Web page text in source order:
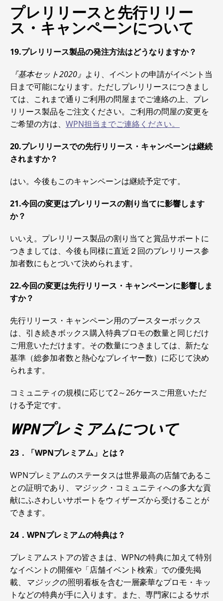
プレリリースと先行リリー
ス・キャンペーンについて
19.プレリリース製品の発注方法はどうなりますか？
『基本セット2020』 より、イベントの申請がイベント当
日まで可能になります。ただしプレリリースにつきまし
ては、これまで通りご利用の問屋までご連絡の上、プレ
リリース製品をご注文ください。ご利用の問屋の変更を
ご希望の方は、 WPN担当までご連絡ください。
20.プレリリースでの先行リリース・キャンペーンは継続
されますか？
はい。今後もこのキャンペーンは継続予定です。
21.今回の変更はプレリリースの割り当てに影響します
か？
いいえ。プレリリース製品の割り当てと賞品サポートに
つきましては、今後も同様に直近２回のプレリリース参
加者数にもとづいて決められます。
22.今回の変更は先行リリース・キャンペーンに影響しま
すか？
先行リリース・キャンペーン用のブースターボックス
は、引き続きボックス購入特典プロモの数量と同じだけ
ご用意いただけます。その数量につきましては、新たな
基準（総参加者数と熱心なプレイヤー数）に応じて決め
られます。
コミュニティの規模に応じて2～26ケースご用意いただ
ける予定です。
WPNプレミアムについて
23．「WPNプレミアム」とは？
WPNプレミアムのステータスは世界最高の店舗であるこ
との証明であり、
マジック ・コミュニティへの多大な貢
献にふさわしいサポートをウィザーズから受けることが
できます。
24．WPNプレミアムの特典は？
プレミアムストアの皆さまは、WPNの特典に加えて特別
なイベントの開催や「店舗イベント検索」での優先掲
載、
マジックの照明看板を含む一層豪華なプロモ・キッ
トなどの特典が手に入ります。また、専門家によるサポ